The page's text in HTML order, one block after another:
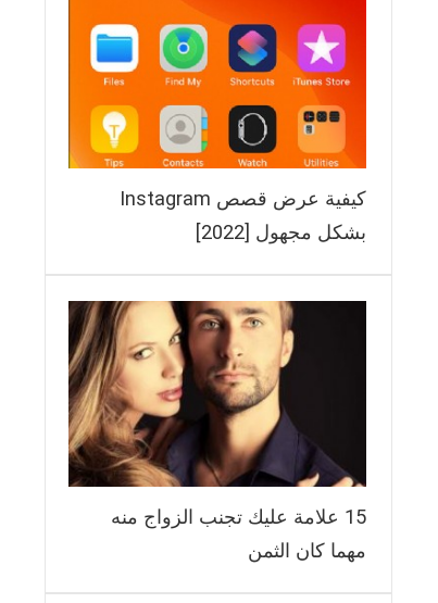
كيفية عرض قصص Instagram
بشكل مجهول [2022]
15 علامة عليك تجنب الزواج منه
مهما كان الثمن